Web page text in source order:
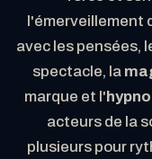
l'émerveillement
avec les pensées,
spectacle, la
marque et l'
acteurs de la
plusieurs pour